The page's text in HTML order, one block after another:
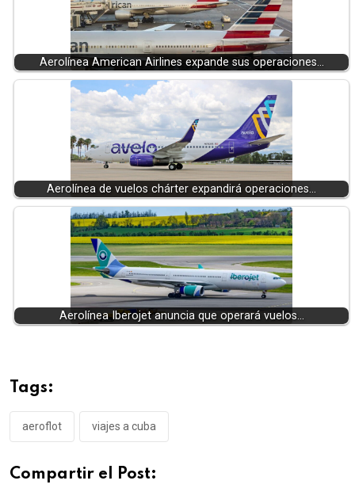
Aerolínea American Airlines expande sus operaciones…
Aerolínea de vuelos chárter expandirá operaciones…
Aerolínea Iberojet anuncia que operará vuelos…
Tags:
aeroflot viajes a cuba
Compartir el Post: